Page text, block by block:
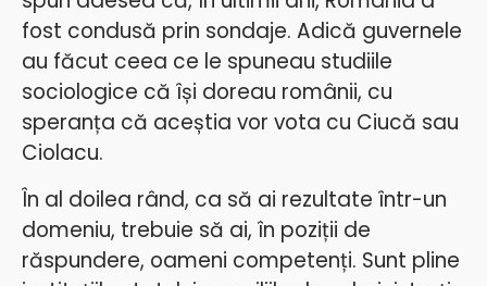
fost condusă prin sondaje. Adică guvernele
au făcut ceea ce le spuneau studiile
sociologice că își doreau românii, cu
speranța că aceștia vor vota cu Ciucă sau
Ciolacu.
În al doilea rând, ca să ai rezultate într-un
domeniu, trebuie să ai, în poziții de
răspundere, oameni competenți. Sunt pline